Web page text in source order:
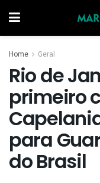
Home Geral
Rio de
primeiro
para
do Brasil